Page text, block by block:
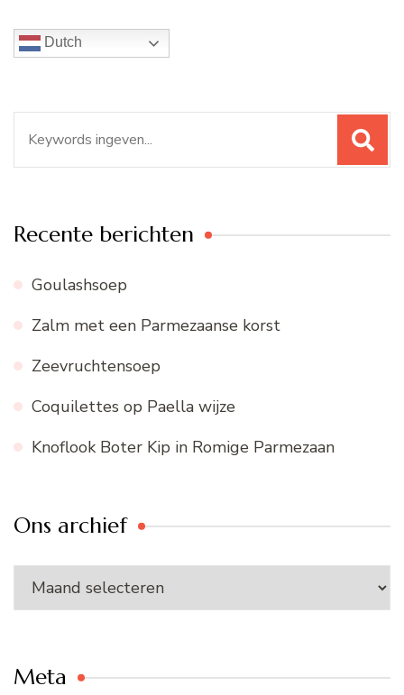
Dutch
naar:
Recente berichten
Goulashsoep
Zalm met een Parmezaanse korst
Zeevruchtensoep
Coquilettes op Paella wijze
Knoflook Boter Kip in Romige Parmezaan
Ons archief
Ons
archief
Meta